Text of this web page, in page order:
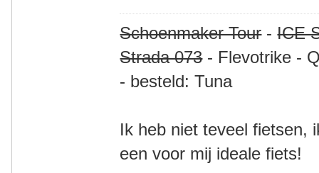
Schoenmaker Tour-ICE
Strada 073- Flevotrike -
- besteld: Tuna
Ik heb niet teveel fietsen,
een voor mij ideale fiets!